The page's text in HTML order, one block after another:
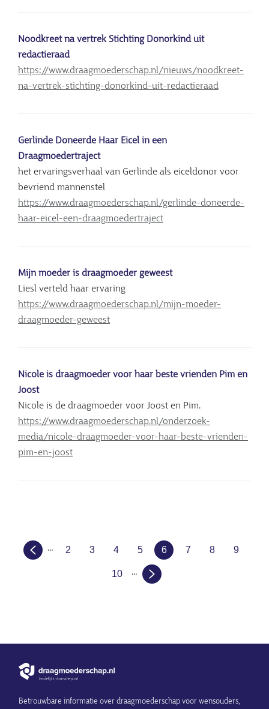
Noodkreet na vertrek Stichting Donorkind uit
redactieraad
https://www.draagmoederschap.nl/nieuws/noodkreet-
na-vertrek-stichting-donorkind-uit-redactieraad
Gerlinde Doneerde Haar Eicel in een
Draagmoedertraject
het ervaringsverhaal van Gerlinde als eiceldonor voor
bevriend mannenstel
https://www.draagmoederschap.nl/gerlinde-doneerde-
haar-eicel-een-draagmoedertraject
Mijn moeder is draagmoeder geweest
Liesl verteld haar ervaring
https://www.draagmoederschap.nl/mijn-moeder-
draagmoeder-geweest
Nicole is draagmoeder voor haar beste vrienden Pim en
Joost
Nicole is de draagmoeder voor Joost en Pim.
https://www.draagmoederschap.nl/onderzoek-
media/nicole-draagmoeder-voor-haar-beste-vrienden-
pim-en-joost
Paginering
… 2 3 4
Page
5
Huidige
6 7 8 9
10 …
Betrouwbare informatie over draagmoederschap voor wensouders,